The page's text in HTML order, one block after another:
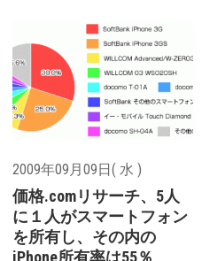
2009年09月09日( 水 )
価格.comリサーチ、5人
に１人がスマートフォン
を所有し、その内の
iPhone所有率は55％